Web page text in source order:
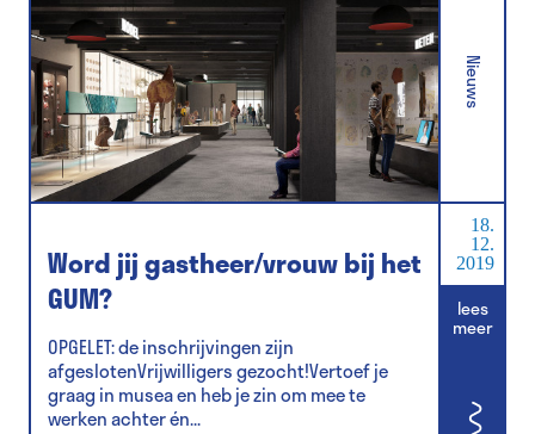
Nieuws
Word jij gastheer/vrouw bij het
GUM?
OPGELET: de inschrijvingen zijn
afgeslotenVrijwilligers gezocht!Vertoef je
graag in musea en heb je zin om mee te
werken achter én...
18.
12.
2019
lees
meer